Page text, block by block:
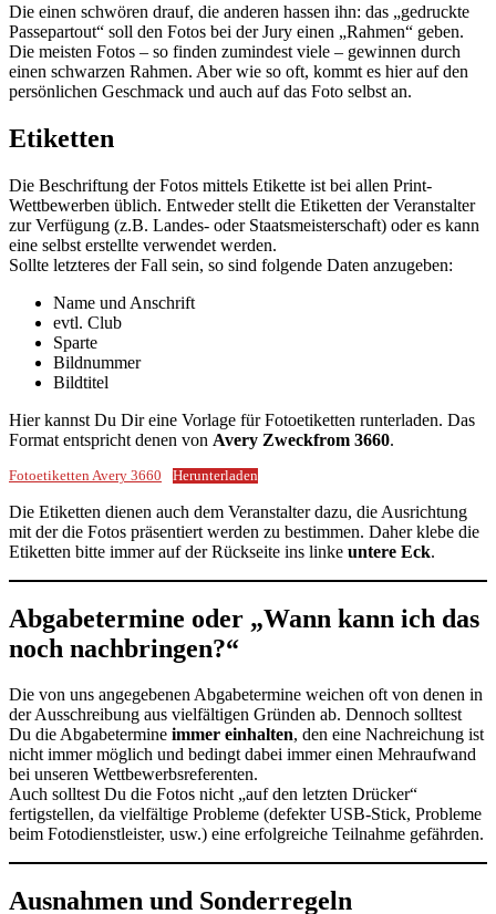
Die einen schwören drauf, die anderen hassen ihn: das „gedruckte
Passepartout“ soll den Fotos bei der Jury einen „Rahmen“ geben.
Die meisten Fotos – so finden zumindest viele – gewinnen durch
einen schwarzen Rahmen. Aber wie so oft, kommt es hier auf den
persönlichen Geschmack und auch auf das Foto selbst an.
Etiketten
Die Beschriftung der Fotos mittels Etikette ist bei allen Print-
Wettbewerben üblich. Entweder stellt die Etiketten der Veranstalter
zur Verfügung (z.B. Landes- oder Staatsmeisterschaft) oder es kann
eine selbst erstellte verwendet werden.
Sollte letzteres der Fall sein, so sind folgende Daten anzugeben:
Name und Anschrift
evtl. Club
Sparte
Bildnummer
Bildtitel
Hier kannst Du Dir eine Vorlage für Fotoetiketten runterladen. Das
Format entspricht denen von Avery Zweckfrom 3660.
Fotoetiketten Avery 3660 Herunterladen
Die Etiketten dienen auch dem Veranstalter dazu, die Ausrichtung
mit der die Fotos präsentiert werden zu bestimmen. Daher klebe die
Etiketten bitte immer auf der Rückseite ins linke untere Eck.
Abgabetermine oder „Wann kann ich das
noch nachbringen?“
Die von uns angegebenen Abgabetermine weichen oft von denen in
der Ausschreibung aus vielfältigen Gründen ab. Dennoch solltest
Du die Abgabetermine immer einhalten, den eine Nachreichung ist
nicht immer möglich und bedingt dabei immer einen Mehraufwand
bei unseren Wettbewerbsreferenten.
Auch solltest Du die Fotos nicht „auf den letzten Drücker“
fertigstellen, da vielfältige Probleme (defekter USB-Stick, Probleme
beim Fotodienstleister, usw.) eine erfolgreiche Teilnahme gefährden.
Ausnahmen und Sonderregeln